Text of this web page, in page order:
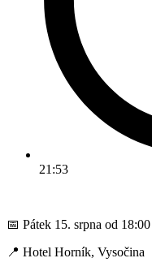
21:53
📅 Pátek 15. srpna od 18:00
📍 Hotel Horník, Vysočina